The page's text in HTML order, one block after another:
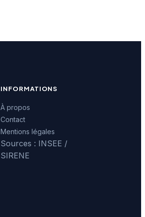
INFORMATIONS
À propos
Contact
Mentions légales
Sources : INSEE /
SIRENE